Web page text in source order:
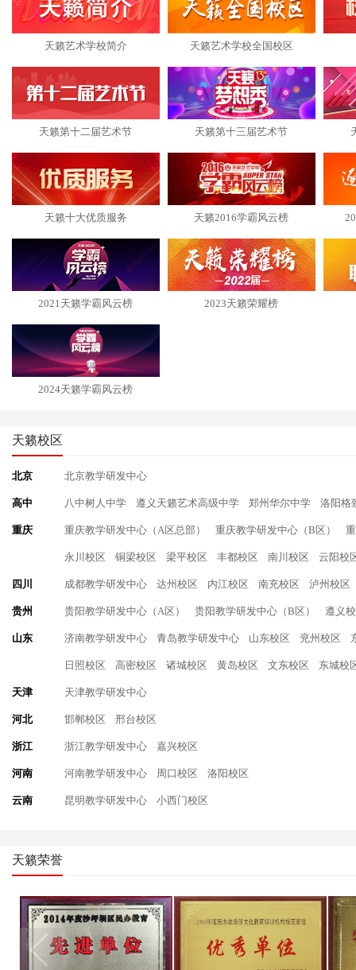
天籁艺术学校简介 天籁艺术学校全国校区
天籁第十二届艺术节 天籁第十三届艺术节
天籁十大优质服务 天籁2016学霸风云榜
2021天籁学霸风云榜 2023天籁荣耀榜
2024天籁学霸风云榜
天籁校区
北京 北京教学研发中心
高中 八中树人中学 遵义天籁艺术高级中学 郑州华尔中学 洛阳格
重庆 重庆教学研发中心（A区总部） 重庆教学研发中心（B区）
永川校区 铜梁校区 梁平校区 丰都校区 南川校区 云阳校
四川 成都教学研发中心 达州校区 内江校区 南充校区 泸州校区
贵州 贵阳教学研发中心（A区） 贵阳教学研发中心（B区） 遵义
山东 济南教学研发中心 青岛教学研发中心 山东校区 兖州校区
日照校区 高密校区 诸城校区 黄岛校区 文东校区 东城校
天津 天津教学研发中心
河北 邯郸校区 邢台校区
浙江 浙江教学研发中心 嘉兴校区
河南 河南教学研发中心 周口校区 洛阳校区
云南 昆明教学研发中心 小西门校区
天籁荣誉